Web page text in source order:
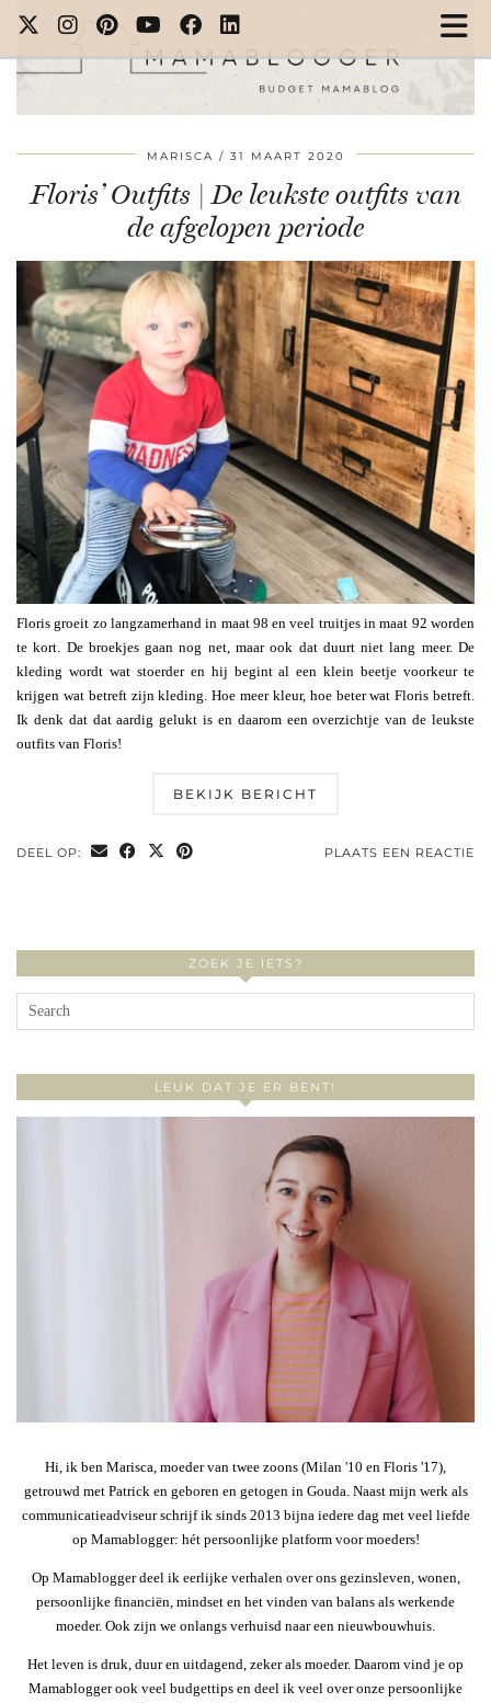
MARISCA 31 MAART 2020
Floris’ Outfits | De leukste outfits van
de afgelopen periode
Floris groeit zo langzamerhand in maat 98 en veel truitjes in maat 92 worden
te kort. De broekjes gaan nog net, maar ook dat duurt niet lang meer. De
kleding wordt wat stoerder en hij begint al een klein beetje voorkeur te
krijgen wat betreft zijn kleding. Hoe meer kleur, hoe beter wat Floris betreft.
Ik denk dat dat aardig gelukt is en daarom een overzichtje van de leukste
outfits van Floris!
BEKIJK BERICHT
DEEL OP: PLAATS EEN REACTIE
ZOEK JE IETS?
LEUK DAT JE ER BENT!
Hi, ik ben Marisca, moeder van twee zoons (Milan '10 en Floris '17),
getrouwd met Patrick en geboren en getogen in Gouda. Naast mijn werk als
communicatieadviseur schrijf ik sinds 2013 bijna iedere dag met veel liefde
op Mamablogger: hét persoonlijke platform voor moeders!
Op Mamablogger deel ik eerlijke verhalen over ons gezinsleven, wonen,
persoonlijke financiën, mindset en het vinden van balans als werkende
moeder. Ook zijn we onlangs verhuisd naar een nieuwbouwhuis.
Het leven is druk, duur en uitdagend, zeker als moeder. Daarom vind je op
Mamablogger ook veel budgettips en deel ik veel over onze persoonlijke